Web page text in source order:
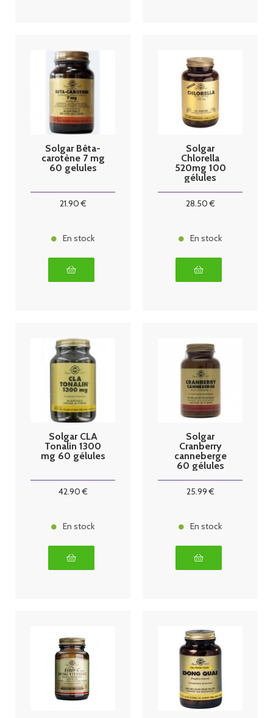
Solgar Bêta-
carotène 7 mg
60 gelules
21.90€
En stock
Solgar
Chlorella
520mg 100
gélules
28.50€
En stock
Solgar CLA
Tonalin 1300
mg 60 gélules
42.90€
En stock
Solgar
Cranberry
canneberge
60 gélules
25.99€
En stock